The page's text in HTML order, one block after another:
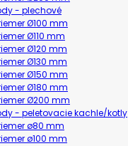
- plechové
Ø100 mm
Ø110 mm
Ø120 mm
Ø130 mm
Ø150 mm
Ø180 mm
Ø200 mm
- peletovacie kachle/kotly
ø80 mm
ø100 mm